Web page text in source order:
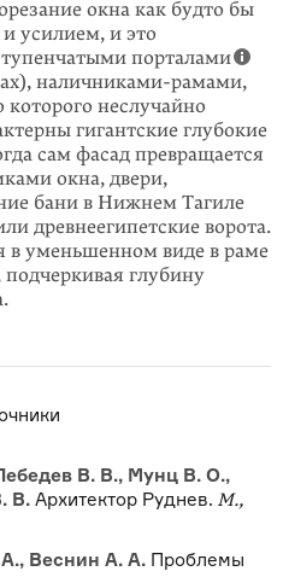
окна как буд­то бы
усилием, и это
порталами
наличниками-рамами,
неслу­чайно
гигантские глубокие
сам фасад пре­вращается
окна, двери,
бани в Нижнем Тагиле
древнеегипет­ские ворота.
в уменьшен­ном виде в раме
глубину
В. В., Мунц В. О.,
В. Архитектор Руднев. М.,
Веснин А. А. Проблемы